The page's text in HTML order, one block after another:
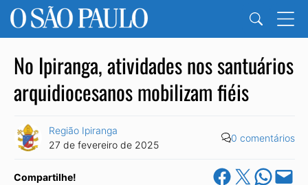
No Ipiranga, atividades nos santuários
arquidiocesanos mobilizam fiéis
Região Ipiranga
27 de fevereiro de 2025
0 comentários
Compartilhe! Share on Facebook
Share on X Share on
Email this